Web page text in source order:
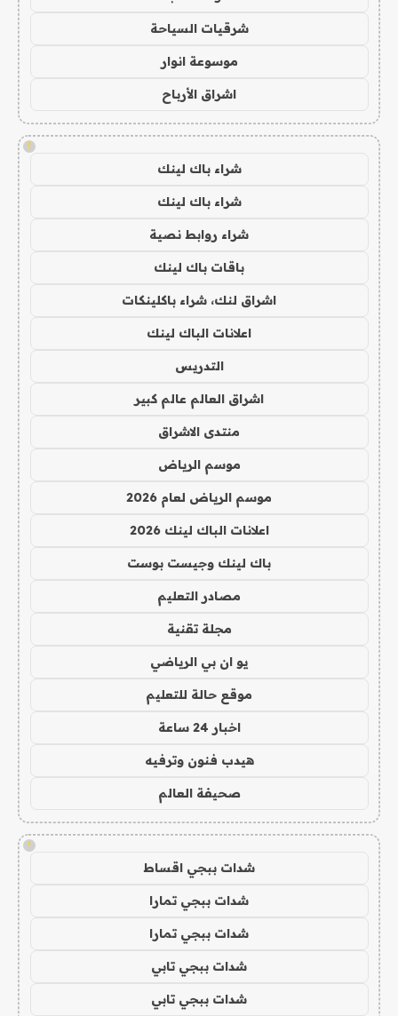
شرقيات السياحة
موسوعة انوار
اشراق الأرباح
!
شراء باك لينك
شراء باك لينك
شراء روابط نصية
باقات باك لينك
اشراق لنك، شراء باكلينكات
اعلانات الباك لينك
التدريس
اشراق العالم عالم كبير
منتدى الاشراق
موسم الرياض
موسم الرياض لعام 2026
اعلانات الباك لينك 2026
باك لينك وجيست بوست
مصادر التعليم
مجلة تقنية
يو ان بي الرياضي
موقع حالة للتعليم
اخبار 24 ساعة
هيدب فنون وترفيه
صحيفة العالم
!
شدات ببجي اقساط
شدات ببجي تمارا
شدات ببجي تمارا
شدات ببجي تابي
شدات ببجي تابي